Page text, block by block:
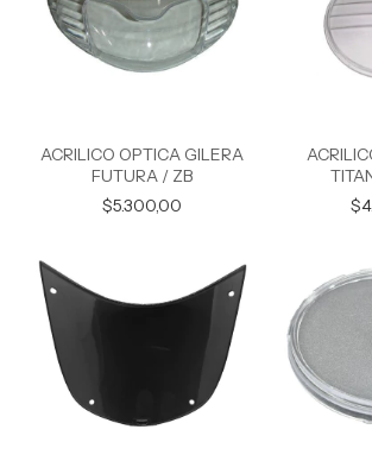
ACRILICO OPTICA GILERA
FUTURA / ZB
$5.300,00